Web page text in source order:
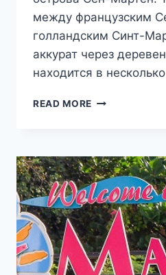
между французским
голландским Синт-
аккурат через
находится в
READ MORE ОСТРОВ
ОЙСТЕР
ПОНД
(OYSTER
POND).